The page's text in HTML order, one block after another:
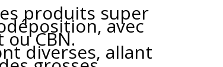
produits super
avec
CBN.
diverses, allant